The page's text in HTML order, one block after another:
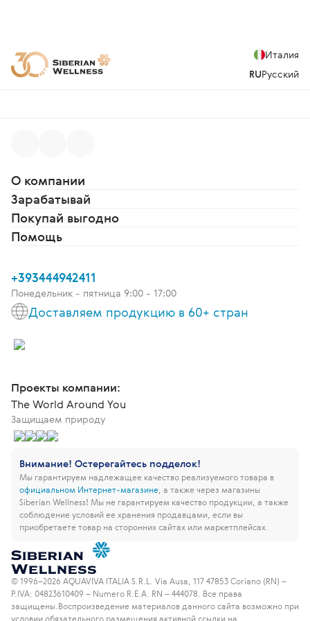
Италия
RUРусский
О компании
Зарабатывай
Покупай выгодно
Помощь
+393444942411
Понедельник - пятница 9:00 - 17:00
Доставляем продукцию в 60+ стран
Проекты компании:
The World Around You
Защищаем природу
Внимание! Остерегайтесь подделок!
Мы гарантируем надлежащее качество реализуемого товара в
официальном Интернет-магазине , а также через магазины
Siberian Wellness! Мы не гарантируем качество продукции, а также
соблюдение условий ее хранения продавцами, если вы
приобретаете товар на сторонних сайтах или маркетплейсах.
© 1996–2026 AQUAVIVA ITALIA S.R.L. Via Ausa, 117 47853 Coriano (RN) –
P.IVA: 04823610409 – Numero R.E.A. RN – 444078. Все права
защищены. Воспроизведение материалов данного сайта возможно при
условии обязательного размещения активной ссылки на